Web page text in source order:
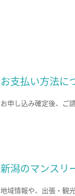
お支払い方法に
お申し込み確定後、ご
新潟のマンスリ
地域情報や、出張・観